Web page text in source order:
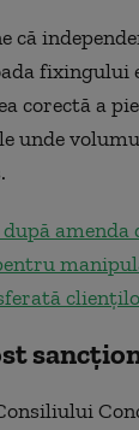
că
fixingului
corectă a
unde
amenda